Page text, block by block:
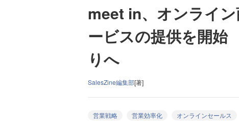
meet in、オンライ
ービスの提供を開始
りへ
SalesZine編集部[著]
営業戦略 営業効率化 オンラインセールス